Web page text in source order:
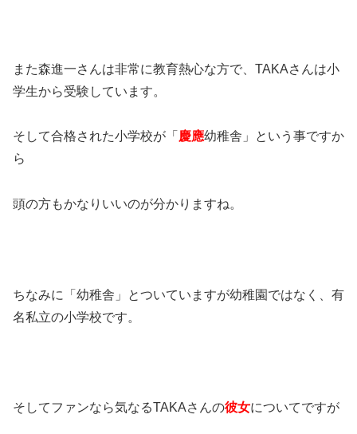
また森進一さんは非常に教育熱心な方で、TAKAさんは小
学生から受験しています。
そして合格された小学校が「 慶應幼稚舎」という事ですか
ら
頭の方もかなりいいのが分かりますね。
ちなみに「幼稚舎」とついていますが幼稚園ではなく、有
名私立の小学校です。
そしてファンなら気なるTAKAさんの彼女についてですが